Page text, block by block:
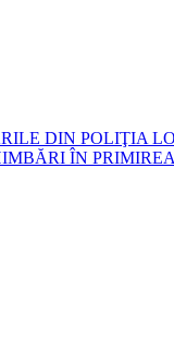
DIN POLIŢIA
ÎN